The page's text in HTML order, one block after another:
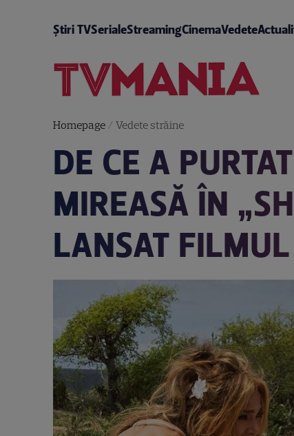
Știri TVSerialeStreamingCinemaVedete
Homepage/ Vedete străine
DE CE A
MIREASĂ ÎN
LANSAT